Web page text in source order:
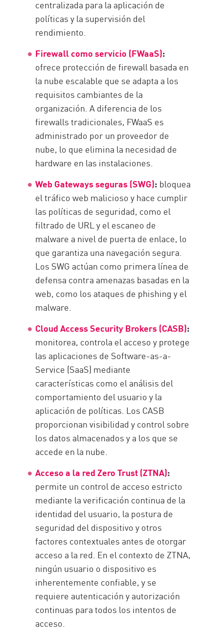
centralizada para la aplicación de
políticas y la supervisión del
rendimiento.
Firewall como servicio (FWaaS):
ofrece protección de firewall basada en
la nube escalable que se adapta a los
requisitos cambiantes de la
organización. A diferencia de los
firewalls tradicionales, FWaaS es
administrado por un proveedor de
nube, lo que elimina la necesidad de
hardware en las instalaciones.
Web Gateways seguras (SWG): bloquea
el tráfico web malicioso y hace cumplir
las políticas de seguridad, como el
filtrado de URL y el escaneo de
malware a nivel de puerta de enlace, lo
que garantiza una navegación segura.
Los SWG actúan como primera línea de
defensa contra amenazas basadas en la
web, como los ataques de phishing y el
malware.
Cloud Access Security Brokers (CASB):
monitorea, controla el acceso y protege
las aplicaciones de Software-as-a-
Service (SaaS) mediante
características como el análisis del
comportamiento del usuario y la
aplicación de políticas. Los CASB
proporcionan visibilidad y control sobre
los datos almacenados y a los que se
accede en la nube.
Acceso a la red Zero Trust (ZTNA):
permite un control de acceso estricto
mediante la verificación continua de la
identidad del usuario, la postura de
seguridad del dispositivo y otros
factores contextuales antes de otorgar
acceso a la red. En el contexto de ZTNA,
ningún usuario o dispositivo es
inherentemente confiable, y se
requiere autenticación y autorización
continuas para todos los intentos de
acceso.